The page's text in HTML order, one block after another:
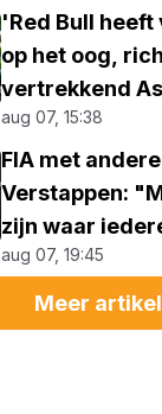
'Red Bull
op het oog,
vertrekkend
aug 07, 15:38
FIA met
Verstappen:
zijn waar
aug 07, 19:45
Meer